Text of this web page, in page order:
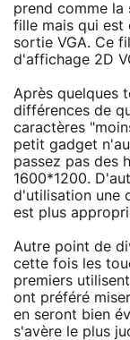
prend comme
fille mais qui est
sortie VGA. Ce
d'affichage 2D
Après quelques
différences de
caractères
petit gadget
passez pas des
1600*1200.
d'utilisation une
est plus
Autre point de
cette fois les
premiers
ont préféré
en seront bien
s'avère le plus